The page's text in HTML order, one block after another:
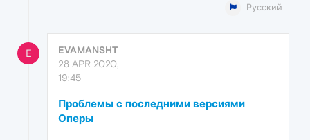
Русский
E
EVAMANSHT
28 APR 2020,
19:45
Проблемы с последними версиями
Оперы